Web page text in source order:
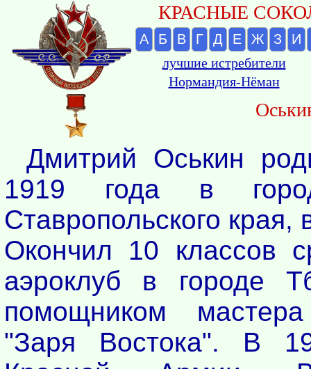
КРАСНЫЕ
А Б В Г Д Е Ж З И
лучшие истребители
Нормандия-Нёман
Дмитрий Оськин
1919 года в
Ставропольского края,
Окончил 10 классов
аэроклуб в городе
помощником
"Заря Востока". В